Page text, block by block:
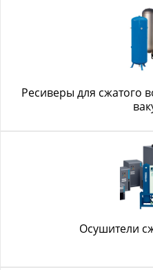
Ресиверы для сжатого
Осушители